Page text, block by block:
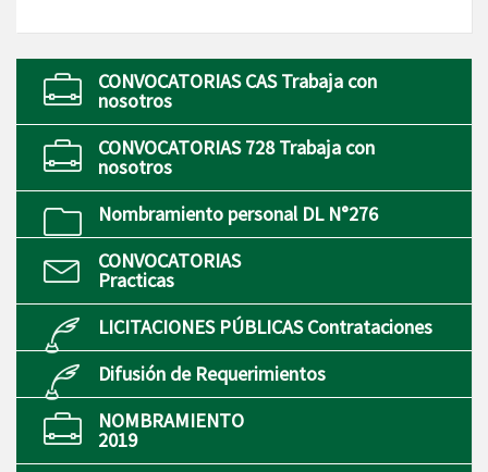
CONVOCATORIAS CAS Trabaja con
nosotros
CONVOCATORIAS 728 Trabaja con
nosotros
Nombramiento personal DL N°276
CONVOCATORIAS
Practicas
LICITACIONES PÚBLICAS Contrataciones
Difusión de Requerimientos
NOMBRAMIENTO
2019